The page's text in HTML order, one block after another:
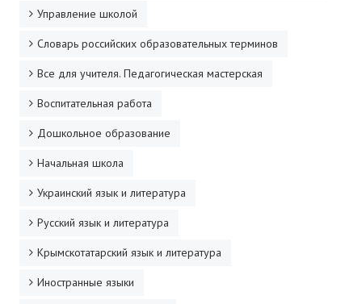
В ПОМОЩЬ УЧИТЕЛЮ
Организация УВП
ГИА
ДПО
Профессиональная переподготовка
Повышение квалификации
Управление школой
Словарь российских образовательных терминов
Все для учителя. Педагогическая мастерская
Воспитательная работа
Дошкольное образование
Начальная школа
Украинский язык и литература
Русский язык и литература
Крымскотатарский язык и литература
Иностранные языки